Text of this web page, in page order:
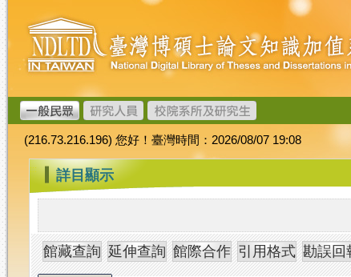
跳
到
主
要
內
容
臺
灣
博
碩
士
論
文
加
值
系
統
(216.73.216.196) 您好！臺灣時間：2026/08/07 19:08
::: 詳目顯示